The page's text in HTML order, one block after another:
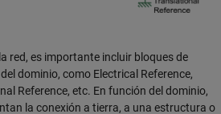
red, es importante incluir bloques de
dominio, como Electrical Reference,
Reference, etc. En función del dominio,
la conexión a tierra, a una estructura o